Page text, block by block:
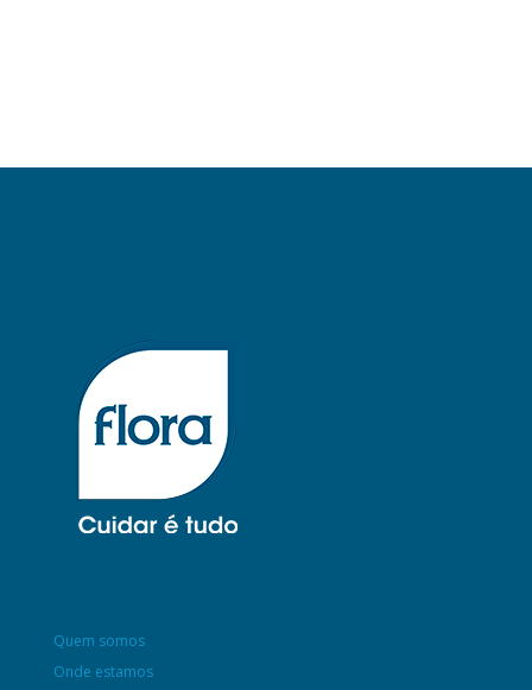
Quem somos
Onde estamos